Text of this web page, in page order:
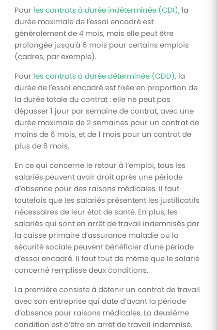
Pour les contrats à durée indéterminée (CDI), la
durée maximale de l'essai encadré est
généralement de 4 mois, mais elle peut être
prolongée jusqu'à 6 mois pour certains emplois
(cadres, par exemple).
Pour les contrats à durée déterminée (CDD), la
durée de l'essai encadré est fixée en proportion de
la durée totale du contrat : elle ne peut pas
dépasser 1 jour par semaine de contrat, avec une
durée maximale de 2 semaines pour un contrat de
moins de 6 mois, et de 1 mois pour un contrat de
plus de 6 mois.
En ce qui concerne le retour à l’emploi, tous les
salariés peuvent avoir droit après une période
d’absence pour des raisons médicales. Il faut
toutefois que les salariés présentent les justificatifs
nécessaires de leur état de santé. En plus, les
salariés qui sont en arrêt de travail indemnisés par
la caisse primaire d’assurance maladie ou la
sécurité sociale peuvent bénéficier d’une période
d’essai encadré. Il faut tout de même que le salarié
concerné remplisse deux conditions.
La première consiste à détenir un contrat de travail
avec son entreprise qui date d’avant la période
d’absence pour raisons médicales. La deuxième
condition est d’être en arrêt de travail indemnisé.